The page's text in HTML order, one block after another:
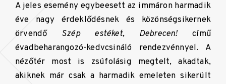
A jeles esemény egybeesett az immáron harmadik
éve nagy érdeklődésnek és közönségsikernek
örvendő Szép estéket, Debrecen!című
évadbeharangozó-kedvcsináló rendezvénnyel. A
nézőtér most is zsúfolásig megtelt, akadtak,
akiknek már csak a harmadik emeleten sikerült